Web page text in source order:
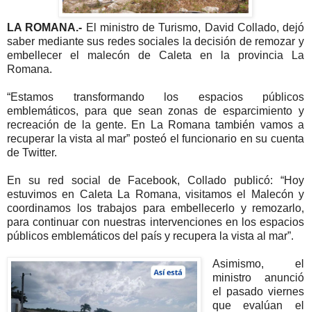
LA ROMANA.- El ministro de Turismo, David Collado, dejó
saber mediante sus redes sociales la decisión de remozar y
embellecer el malecón de Caleta en la provincia La
Romana.
“Estamos transformando los espacios públicos
emblemáticos, para que sean zonas de esparcimiento y
recreación de la gente. En La Romana también vamos a
recuperar la vista al mar” posteó el funcionario en su cuenta
de Twitter.
En su red social de Facebook, Collado publicó: “Hoy
estuvimos en Caleta La Romana, visitamos el Malecón y
coordinamos los trabajos para embellecerlo y remozarlo,
para continuar con nuestras intervenciones en los espacios
públicos emblemáticos del país y recupera la vista al mar”.
Asimismo, el
ministro anunció
el pasado viernes
que evalúan el